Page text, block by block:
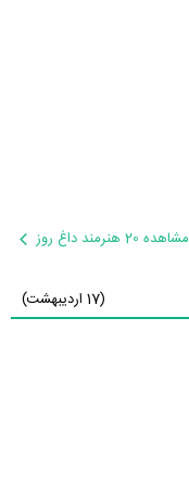
مشاهده 20 هنرمند داغ روز
(17 اردیبهشت)